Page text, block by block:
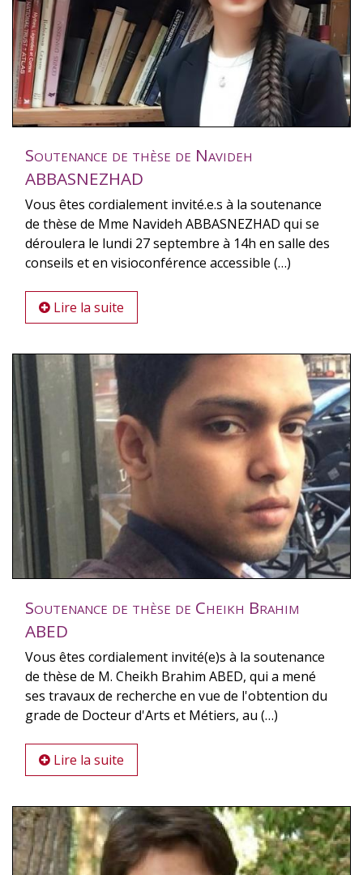
Soutenance de thèse de Navideh
ABBASNEZHAD
Vous êtes cordialement invité.e.s à la soutenance
de thèse de Mme Navideh ABBASNEZHAD qui se
déroulera le lundi 27 septembre à 14h en salle des
conseils et en visioconférence accessible (…)
Lire la suite
Soutenance de thèse de Cheikh Brahim
ABED
Vous êtes cordialement invité(e)s à la soutenance
de thèse de M. Cheikh Brahim ABED, qui a mené
ses travaux de recherche en vue de l'obtention du
grade de Docteur d'Arts et Métiers, au (…)
Lire la suite